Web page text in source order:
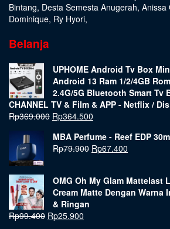
Bintang, Desta Semesta Anugerah, Anissa
Dominique, Ry Hyori,
Belanja
UPHOME Android Tv Box
Android 13 Ram 1/2/4GB
2.4G/5G Bluetooth Smart Tv
CHANNEL TV & Film & APP - Netflix /
Rp369.000 Rp364.500
MBA Perfume - Reef EDP
Rp79.900 Rp67.400
OMG Oh My Glam Mattelast
Cream Matte Dengan Warna
& Ringan
Rp99.400 Rp25.900